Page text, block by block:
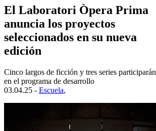
El Laboratori Òpera Prima
anuncia los proyectos
seleccionados en su nueva
edición
Cinco largos de ficción y tres series participarán
en el programa de desarrollo
03.04.25 - Escuela,